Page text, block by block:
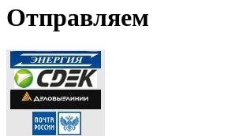
Отправляем